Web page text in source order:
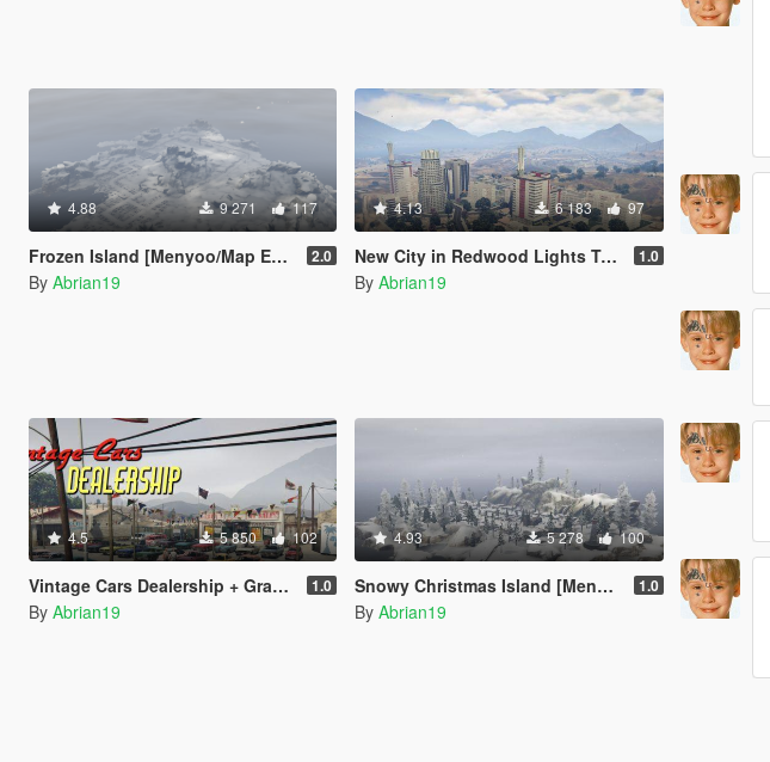
4.88 9 271 117
Frozen Island [Menyoo/Map Editor] 2.0
By Abrian19
4.13 6 183 97
New City in Redwood Lights Track [Menyoo/Map Editor] 1.0
By Abrian19
4.5 5 850 102
Vintage Cars Dealership + Grand Senora Desert Town [Menyoo] 1.0
By Abrian19
4.93 5 278 100
Snowy Christmas Island [Menyoo] 1.0
By Abrian19